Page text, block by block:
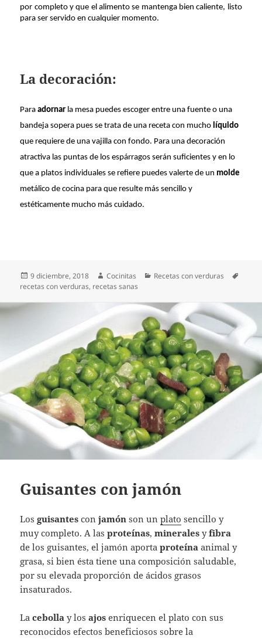
por completo y que el alimento se mantenga bien caliente, listo
para ser servido en cualquier momento.
La decoración:
Paraadornar la mesa puedes escoger entre una fuente o una
bandeja sopera pues se trata de una receta con mucho líquido
que requiere de una vajilla con fondo. Para una decoración
atractiva las puntas de los espárragos serán suficientes y en lo
que a platos individuales se refiere puedes valerte de un molde
metálico de cocina para que resulte más sencillo y
estéticamente mucho más cuidado.
Publicado
el
9 diciembre, 2018 Autor
Cocinitas Categorías
Recetas con verduras
recetas con verduras, recetas sanas
Guisantes con jamón
Losguisantes conjamón son unplato sencillo y
muy completo. A lasproteínas,mineralesyfibra
de los guisantes, el jamón aportaproteína animal y
grasa, si bien ésta tiene una composición saludable,
por su elevada proporción de ácidos grasos
insaturados.
Lacebolla y losajos enriquecen el plato con sus
reconocidos efectos beneficiosos sobre la